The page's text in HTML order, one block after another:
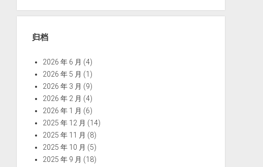
归档
2026 年 6 月 (4)
2026 年 5 月 (1)
2026 年 3 月 (9)
2026 年 2 月 (4)
2026 年 1 月 (6)
2025 年 12 月 (14)
2025 年 11 月 (8)
2025 年 10 月 (5)
2025 年 9 月 (18)